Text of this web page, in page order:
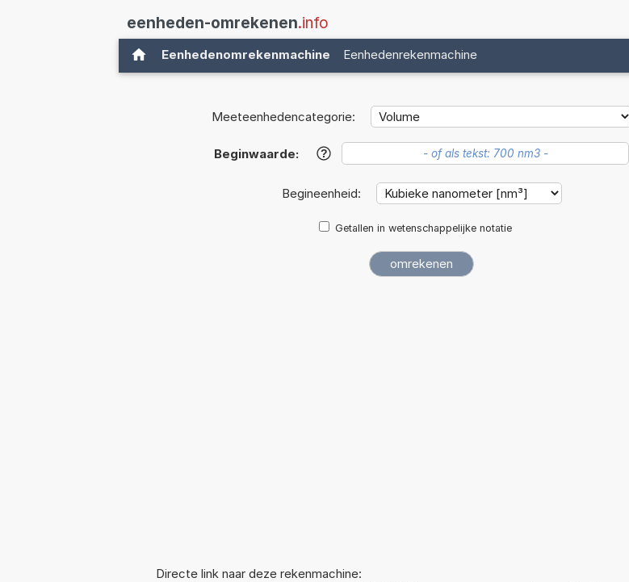
eenheden-omrekenen.info
Eenhedenomrekenmachine Eenhedenrekenmachine
Meeteenhedencategorie:
Beginwaarde: ?
Begineenheid:
Getallen in wetenschappelijke notatie
Directe link naar deze rekenmachine: